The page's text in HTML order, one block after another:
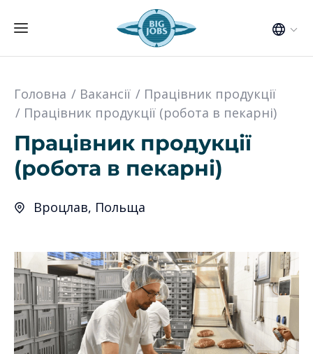
Головна Вакансії
Працівник продукції
Працівник продукції (робота в пекарні)
Працівник продукції
(робота в пекарні)
Вроцлав, Польща